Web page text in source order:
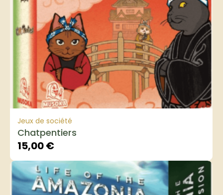
Jeux de société
Chatpentiers
15,00€